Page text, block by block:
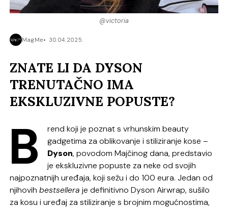
@victoria
MagMe 30.04.2025.
ZNATE LI DA DYSON
TRENUTAČNO IMA
EKSKLUZIVNE POPUSTE?
B
rend koji je poznat s vrhunskim beauty
gadgetima za oblikovanje i stiliziranje kose –
Dyson, povodom Majčinog dana, predstavio
je ekskluzivne popuste za neke od svojih
najpoznatnijh uređaja, koji sežu i do 100 eura. Jedan od
njihovihbestsellera je definitivno Dyson Airwrap, sušilo
za kosu i uređaj za stiliziranje s brojnim mogućnostima,